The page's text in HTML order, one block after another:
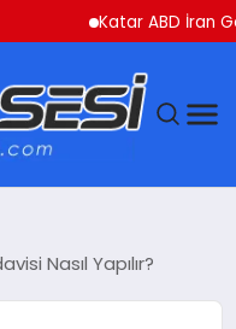
Katar ABD İran
Nasıl Yapılır?